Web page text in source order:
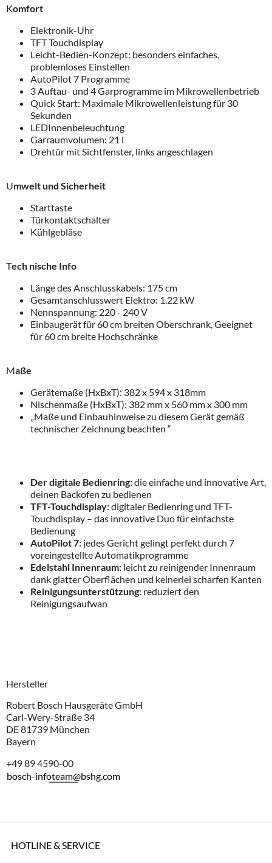
Komfort
Elektronik-Uhr
TFT Touchdisplay
Leicht-Bedien-Konzept: besonders einfaches,
problemloses Einstellen
AutoPilot 7 Programme
3 Auftau- und 4 Garprogramme im Mikrowellenbetrieb
Quick Start: Maximale Mikrowellenleistung für 30
Sekunden
LEDInnenbeleuchtung
Garraumvolumen: 21 l
Drehtür mit Sichtfenster, links angeschlagen
Umwelt und Sicherheit
Starttaste
Türkontaktschalter
Kühlgebläse
Tech nische Info
Länge des Anschlusskabels: 175 cm
Gesamtanschlusswert Elektro: 1.22 kW
Nennspannung: 220 - 240 V
Einbaugerät für 60 cm breiten Oberschrank, Geeignet
für 60 cm breite Hochschränke
Maße
Gerätemaße (HxBxT): 382 x 594 x 318mm
Nischenmaße (HxBxT): 382 mm x 560 mm x 300 mm
„Maße und Einbauhinweise zu diesem Gerät gemäß
technischer Zeichnung beachten “
Der digitale Bedienring:die einfache und innovative Art,
deinen Backofen zu bedienen
TFT-Touchdisplay:digitaler Bedienring und TFT-
Touchdisplay – das innovative Duo für einfachste
Bedienung
AutoPilot 7: jedes Gericht gelingt perfekt durch 7
voreingestellte Automatikprogramme
Edelstahl Innenraum: leicht zu reinigender Innenraum
dank glatter Oberflächen und keinerlei scharfen Kanten
Reinigungsunterstützung: reduziert den
Reinigungsaufwan
Hersteller
Robert Bosch Hausgeräte GmbH
Carl-Wery-Straße 34
DE 81739 München
Bayern
+49 89 4590-00
bosch-infoteam@bshg.com
HOTLINE & SERVICE